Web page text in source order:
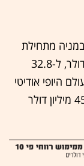
מתחילת
השנה כיווצה את ההטבה במעל 91 מיליון דולר, ל-32.8
היופי אודיטי
טק (איל מקיאג') , שווי ההטבה עמד על כ-45 מיליון דולר